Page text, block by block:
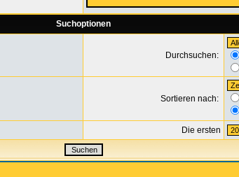
Suchoptionen
Durchsuchen:
Sortieren nach:
Die ersten